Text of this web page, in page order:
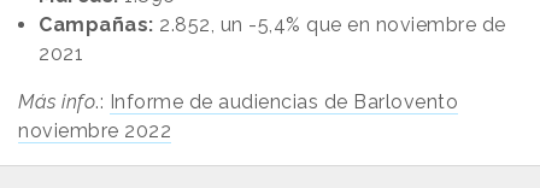
Campañas: 2.852, un -5,4% que en noviembre de
2021
Más info.: Informe de audiencias de Barlovento
noviembre 2022